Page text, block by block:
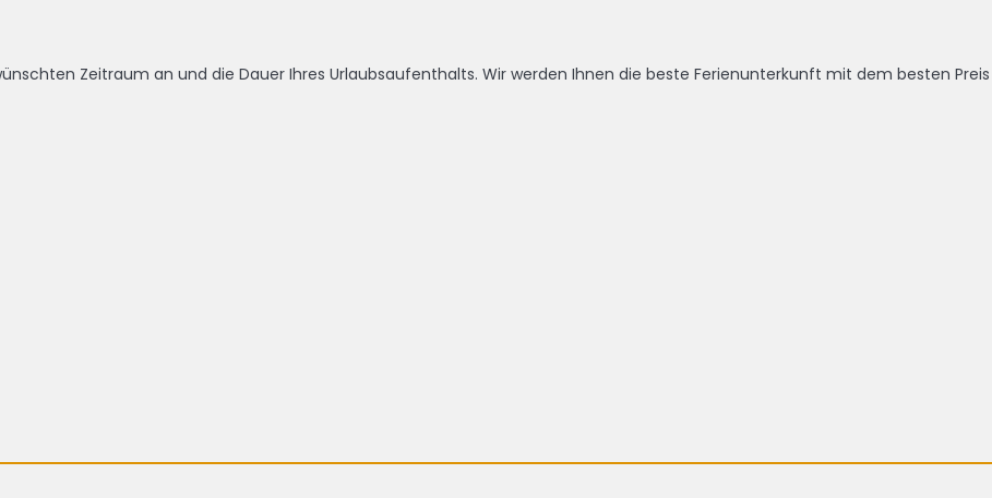
Zeitraum an und die Dauer Ihres Urlaubsaufenthalts. Wir werden Ihnen die beste Ferienunterkunft mit dem besten Preis